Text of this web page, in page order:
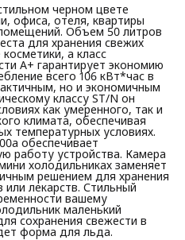
черном цвете
офиса, отеля, квартиры
Объем 50 литров
для хранения свежих
а класс
А+ гарантирует экономию
всего 106 кВт*час в
но и экономичным
классу ST/N он
как умеренного, так и
климата, обеспечивая
температурных условиях.
обеспечивает
работу устройства. Камера
холодильниках заменяет
решением для хранения
лекарств. Стильный
вашему
маленький
сохранения свежести в
форма для льда.